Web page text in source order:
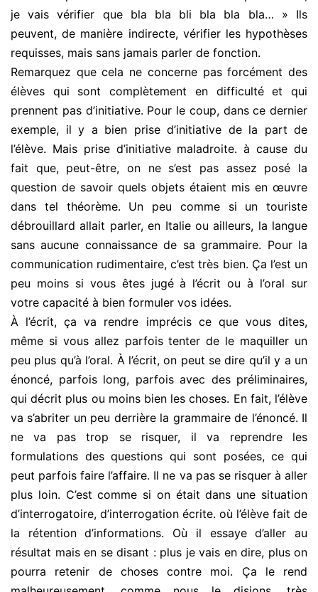
je vais vérifier que bla bla bli bla bla bla… » Ils
peuvent, de manière indirecte, vérifier les hypothèses
requisses, mais sans jamais parler de fonction.
Remarquez que cela ne concerne pas forcément des
élèves qui sont complètement en difficulté et qui
prennent pas d’initiative. Pour le coup, dans ce dernier
exemple, il y a bien prise d’initiative de la part de
l’élève. Mais prise d’initiative maladroite. à cause du
fait que, peut-être, on ne s’est pas assez posé la
question de savoir quels objets étaient mis en œuvre
dans tel théorème. Un peu comme si un touriste
débrouillard allait parler, en Italie ou ailleurs, la langue
sans aucune connaissance de sa grammaire. Pour la
communication rudimentaire, c’est très bien. Ça l’est un
peu moins si vous êtes jugé à l’écrit ou à l’oral sur
votre capacité à bien formuler vos idées.
À l’écrit, ça va rendre imprécis ce que vous dites,
même si vous allez parfois tenter de le maquiller un
peu plus qu’à l’oral. À l’écrit, on peut se dire qu’il y a un
énoncé, parfois long, parfois avec des préliminaires,
qui décrit plus ou moins bien les choses. En fait, l’élève
va s’abriter un peu derrière la grammaire de l’énoncé. Il
ne va pas trop se risquer, il va reprendre les
formulations des questions qui sont posées, ce qui
peut parfois faire l’affaire. Il ne va pas se risquer à aller
plus loin. C’est comme si on était dans une situation
d’interrogatoire, d’interrogation écrite. où l’élève fait de
la rétention d’informations. Où il essaye d’aller au
résultat mais en se disant : plus je vais en dire, plus on
pourra retenir de choses contre moi. Ça le rend